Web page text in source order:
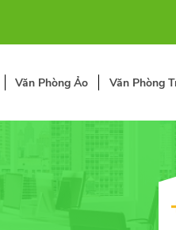
Văn Phòng Ảo Văn Phòng